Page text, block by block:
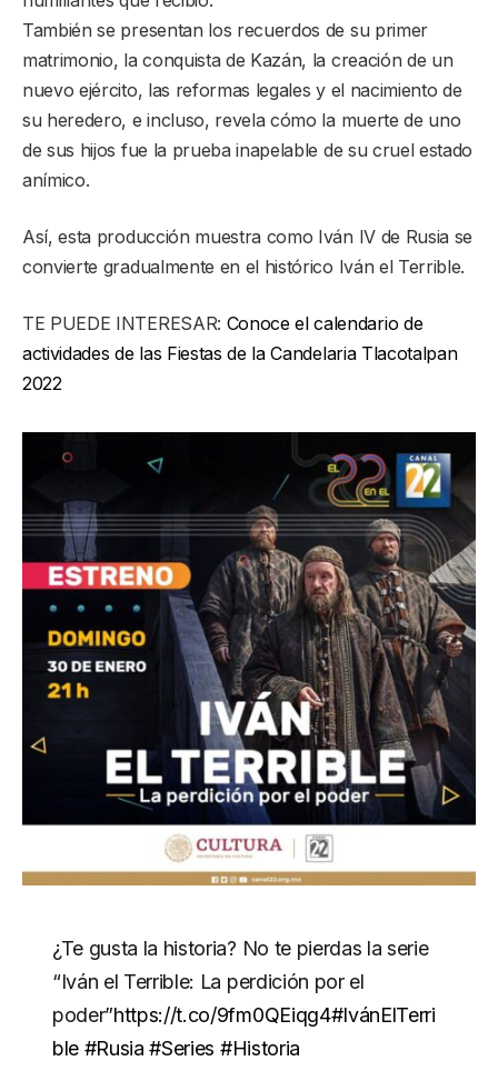
También se presentan los recuerdos de su primer
matrimonio, la conquista de Kazán, la creación de un
nuevo ejército, las reformas legales y el nacimiento de
su heredero, e incluso, revela cómo la muerte de uno
de sus hijos fue la prueba inapelable de su cruel estado
anímico.
Así, esta producción muestra como Iván IV de Rusia se
convierte gradualmente en el histórico Iván el Terrible.
TE PUEDE INTERESAR: Conoce el calendario de
actividades de las Fiestas de la Candelaria Tlacotalpan
2022
¿Te gusta la historia? No te pierdas la serie
“Iván el Terrible: La perdición por el
poder”https://t.co/9fm0QEiqg4#IvánElTerri
ble #Rusia #Series #Historia